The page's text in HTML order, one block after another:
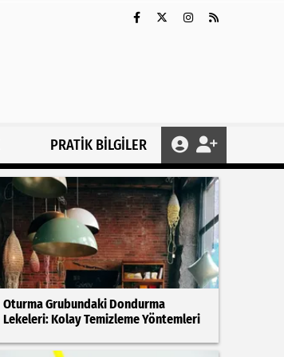
PRATİK BİLGİLER
Oturma Grubundaki Dondurma
Lekeleri: Kolay Temizleme Yöntemleri